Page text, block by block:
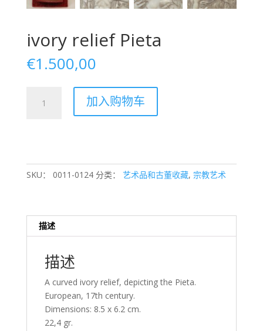
ivory relief Pieta
€1.500,00
relief
加入购物车
SKU： 0011-0124 分类： 艺术品和古董收藏, 宗教艺术
描述
描述
A curved ivory relief, depicting the Pieta.
European, 17th century.
Dimensions: 8.5 x 6.2 cm.
22,4 gr.